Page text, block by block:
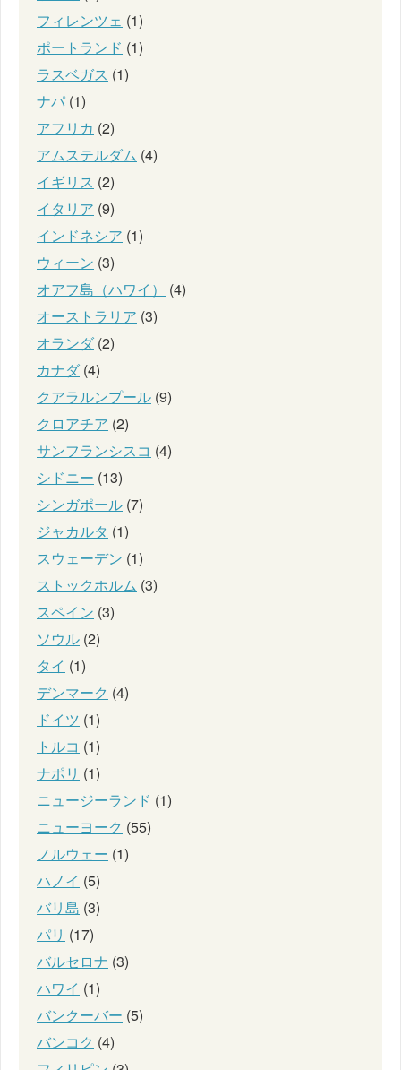
フィレンツェ (1)
ポートランド (1)
ラスベガス (1)
ナパ (1)
アフリカ (2)
アムステルダム (4)
イギリス (2)
イタリア (9)
インドネシア (1)
ウィーン (3)
オアフ島（ハワイ）
(4)
オーストラリア (3)
オランダ(2)
カナダ(4)
クアラルンプール (9)
クロアチア (2)
サンフランシスコ (4)
シドニー (13)
シンガポール (7)
ジャカルタ (1)
スウェーデン (1)
ストックホルム (3)
スペイン (3)
ソウル (2)
タイ (1)
デンマーク (4)
ドイツ (1)
トルコ (1)
ナポリ (1)
ニュージーランド (1)
ニューヨーク (55)
ノルウェー (1)
ハノイ (5)
バリ島 (3)
パリ (17)
バルセロナ (3)
ハワイ (1)
バンクーバー (5)
バンコク (4)